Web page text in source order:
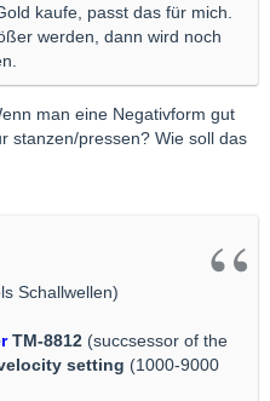
kaufe, passt das für mich.
werden, dann wird noch
man eine Negativform gut
stanzen/pressen? Wie soll das
Schallwellen)
TM-8812 (succsessor of the
setting (1000-9000